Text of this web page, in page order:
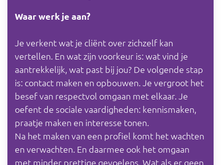
Waar werk je aan?
Je verkent wat je cliënt over zichzelf kan
vertellen. En wat zijn voorkeur is: wat vind je
aantrekkelijk, wat past bij jou? De volgende stap
is: contact maken en opbouwen. Je vergroot het
besef van respectvol omgaan met elkaar. Je
oefent de sociale vaardigheden: kennismaken,
praatje maken en interesse tonen.
Na het maken van een profiel komt het wachten
en verwachten. En daarmee ook het omgaan
met minder prettige gevoelens. Wat als er geen